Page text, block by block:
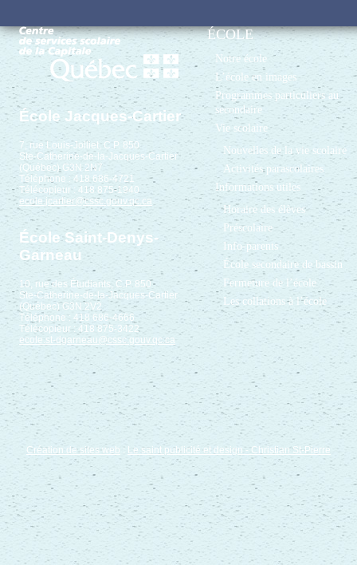
École Jacques-Cartier
7, rue Louis-Jolliet, C.P. 850
Ste-Catherine-de-la-Jacques-Cartier
(Québec) G3N 2N7
Téléphone : 418 686-4721
Télécopieur : 418 875-1940
ecole.jcartier@cssc.gouv.qc.ca
École Saint-Denys-
Garneau
10, rue des Étudiants, C.P. 850
Ste-Catherine-de-la-Jacques-Cartier
(Québec) G3N 2V2
Téléphone : 418 686-4666
Télécopieur : 418 875-3422
ecole.st-dgarneau@cssc.gouv.qc.ca
ÉCOLE
Notre école
L’école en images
Programmes particuliers au
secondaire
Vie scolaire
Nouvelles de la vie scolaire
Activités parascolaires
Informations utiles
Horaire des élèves
Préscolaire
Info-parents
École secondaire de bassin
Fermeture de l’école
Les collations à l’école
Création de sites web : Le saint publicité et design - Christian St-Pierre